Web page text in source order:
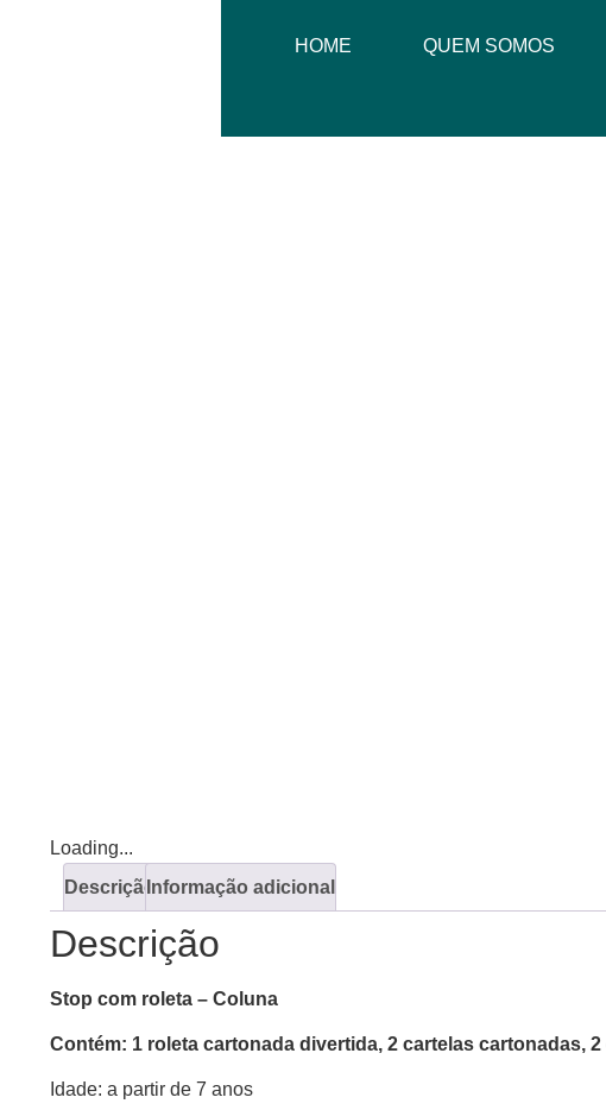
HOME QUEM SOMOS
Loading...
DescriçãoInformação adicional
Descrição
Stop com roleta – Coluna
Contém: 1 roleta cartonada divertida, 2 cartelas cartonadas,
Idade: a partir de 7 anos